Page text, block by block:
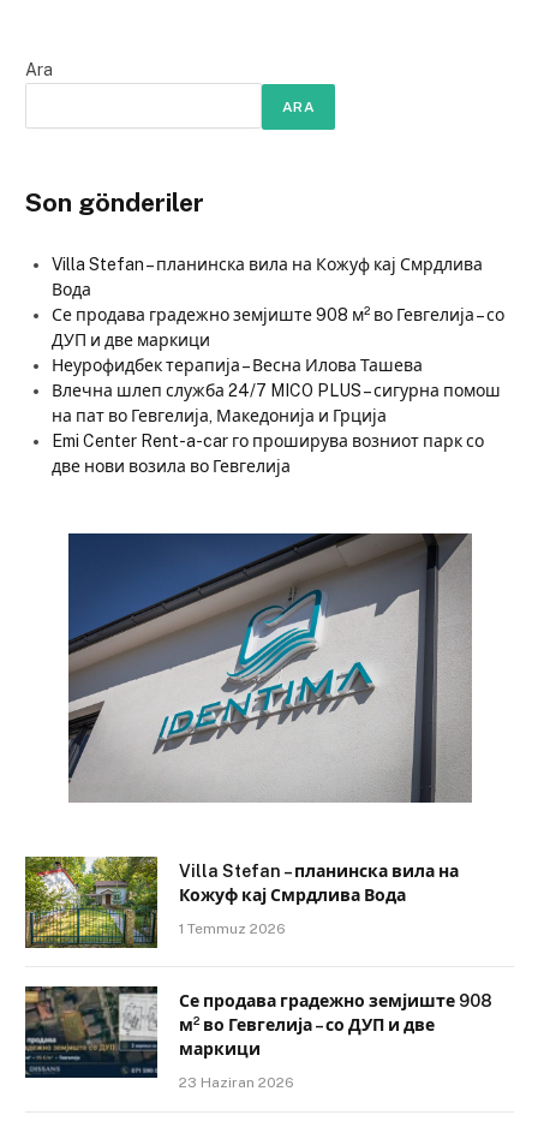
Ara
ARA
Son gönderiler
Villa Stefan – планинска вила на Кожуф кај Смрдлива
Вода
Се продава градежно земјиште 908 м² во Гевгелија – со
ДУП и две маркици
Неурофидбек терапија – Весна Илова Ташева
Влечна шлеп служба 24/7 MICO PLUS – сигурна помош
на пат во Гевгелија, Македонија и Грција
Emi Center Rent-a-car го проширува возниот парк со
две нови возила во Гевгелија
Villa Stefan – планинска вила на
Кожуф кај Смрдлива Вода
1 Temmuz 2026
Се продава градежно земјиште 908
м² во Гевгелија – со ДУП и две
маркици
23 Haziran 2026